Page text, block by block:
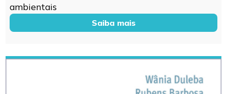
ambientais
Saiba mais